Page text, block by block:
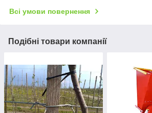
Всі умови повернення
Подібні товари компанії